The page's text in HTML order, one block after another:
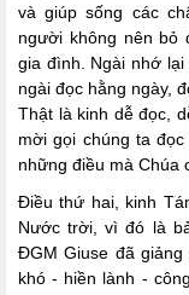
và giúp sống các
người không nên bỏ
gia đình. Ngài nhớ
ngài đọc hằng ngày,
Thật là kinh dễ đọc,
mời gọi chúng ta
những điều mà Chúa
Điều thứ hai, kinh
Nước trời, vì đó là
ĐGM Giuse đã
khó - hiền lành -